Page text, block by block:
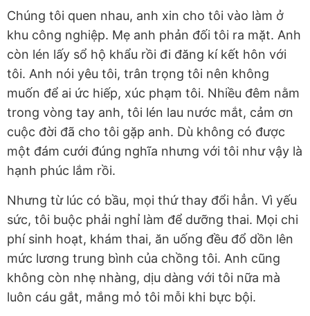
Chúng tôi quen nhau, anh xin cho tôi vào làm ở
khu công nghiệp. Mẹ anh phản đối tôi ra mặt. Anh
còn lén lấy sổ hộ khẩu rồi đi đăng kí kết hôn với
tôi. Anh nói yêu tôi, trân trọng tôi nên không
muốn để ai ức hiếp, xúc phạm tôi. Nhiều đêm nằm
trong vòng tay anh, tôi lén lau nước mắt, cảm ơn
cuộc đời đã cho tôi gặp anh. Dù không có được
một đám cưới đúng nghĩa nhưng với tôi như vậy là
hạnh phúc lắm rồi.
Nhưng từ lúc có bầu, mọi thứ thay đổi hẳn. Vì yếu
sức, tôi buộc phải nghỉ làm để dưỡng thai. Mọi chi
phí sinh hoạt, khám thai, ăn uống đều đổ dồn lên
mức lương trung bình của chồng tôi. Anh cũng
không còn nhẹ nhàng, dịu dàng với tôi nữa mà
luôn cáu gắt, mắng mỏ tôi mỗi khi bực bội.